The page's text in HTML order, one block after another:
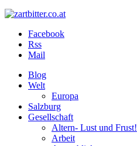
Facebook
Rss
Mail
Blog
Welt
Europa
Salzburg
Gesellschaft
Altern- Lust und Frust!
Arbeit